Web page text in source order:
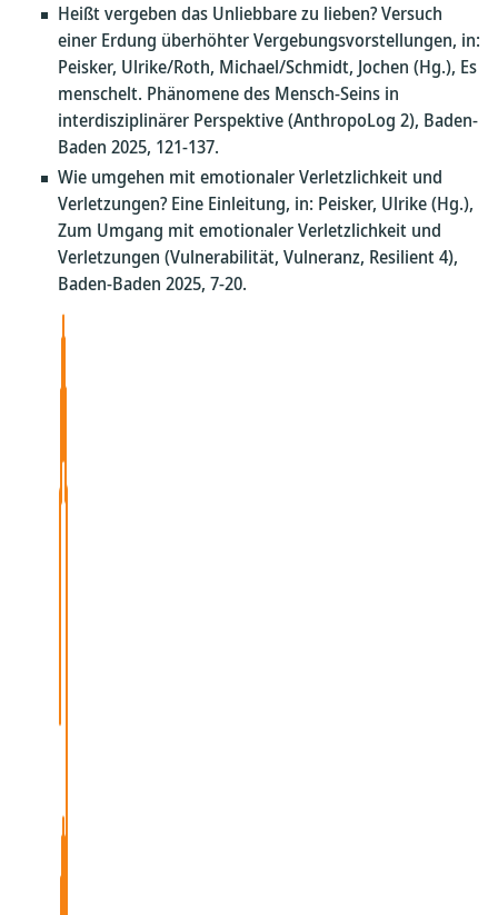
Heißt vergeben das Unliebbare zu lieben? Versuch
einer Erdung überhöhter Vergebungsvorstellungen, in:
Peisker, Ulrike/Roth, Michael/Schmidt, Jochen (Hg.), Es
menschelt. Phänomene des Mensch-Seins in
interdisziplinärer Perspektive (AnthropoLog 2), Baden-
Baden 2025, 121-137.
Wie umgehen mit emotionaler Verletzlichkeit und
Verletzungen? Eine Einleitung, in: Peisker, Ulrike (Hg.),
Zum Umgang mit emotionaler Verletzlichkeit und
Verletzungen (Vulnerabilität, Vulneranz, Resilient 4),
Baden-Baden 2025, 7-20.